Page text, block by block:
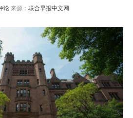
论 来源： 联合早报中文网